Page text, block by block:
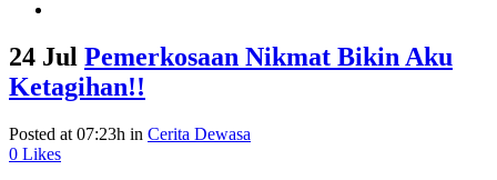
24 Jul Pemerkosaan Nikmat Bikin Aku
Ketagihan!!
Posted at 07:23h in Cerita Dewasa
0 Likes